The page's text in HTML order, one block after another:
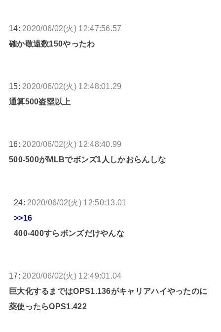
14: 2020/06/02(火) 12:47:56.57
確か敬遠数150やったわ
15: 2020/06/02(火) 12:48:01.29
通算500盗塁以上
16: 2020/06/02(火) 12:48:40.99
500-500がMLBでボンズ1人しかおらんしな
24: 2020/06/02(火) 12:50:13.01
>>16
400-400すらボンズだけやんな
17: 2020/06/02(火) 12:49:01.04
巨大化するまではOPS1.136がキャリアハイやったのに
薬使ったらOPS1.422